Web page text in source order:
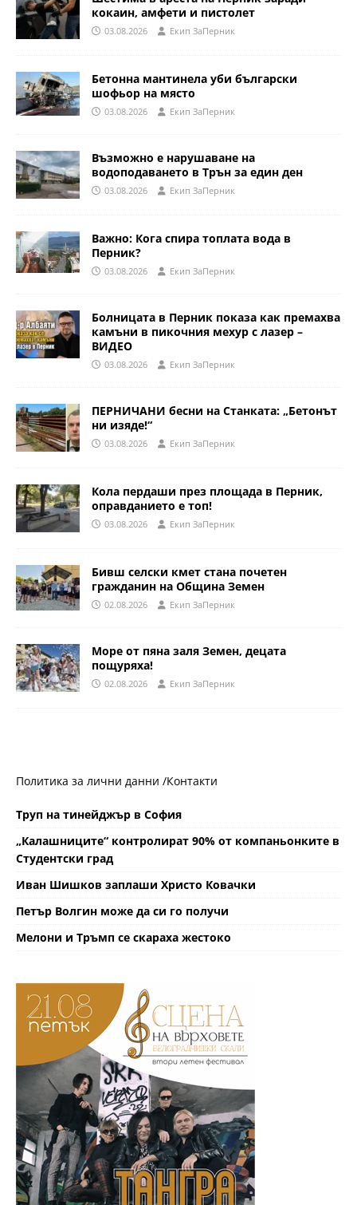
кокаин, амфети и пистолет
03.08.2026 Eкип ЗаПерник
Бетонна мантинела уби български
шофьор на място
03.08.2026 Eкип ЗаПерник
Възможно е нарушаване на
водоподаването в Трън за един ден
03.08.2026 Eкип ЗаПерник
Важно: Кога спира топлата вода в
Перник?
03.08.2026 Eкип ЗаПерник
Болницата в Перник показа как премахва
камъни в пикочния мехур с лазер –
ВИДЕО
03.08.2026 Eкип ЗаПерник
ПЕРНИЧАНИ бесни на Станката: „Бетонът
ни изяде!“
03.08.2026 Eкип ЗаПерник
Кола пердаши през площада в Перник,
оправданието е топ!
03.08.2026 Eкип ЗаПерник
Бивш селски кмет стана почетен
гражданин на Община Земен
02.08.2026 Eкип ЗаПерник
Море от пяна заля Земен, децата
пощуряха!
02.08.2026 Eкип ЗаПерник
Политика за лични данни /Контакти
Труп на тинейджър в София
„Калашниците“ контролират 90% от компаньонките в
Студентски град
Иван Шишков заплаши Христо Ковачки
Петър Волгин може да си го получи
Мелони и Тръмп се скараха жестоко